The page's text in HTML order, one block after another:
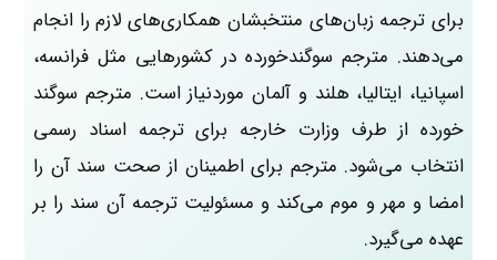
برای ترجمه زبان‌های منتخبشان همکاری‌های لازم را انجام
می‌دهند. مترجم سوگندخورده در کشورهایی مثل فرانسه،
اسپانیا، ایتالیا، هلند و آلمان موردنیاز است. مترجم سوگند
خورده از طرف وزارت خارجه برای ترجمه اسناد رسمی
انتخاب می‌شود. مترجم برای اطمینان از صحت سند آن را
امضا و مهر و موم می‌کند و مسئولیت ترجمه آن سند را بر
عهده می‌گیرد.